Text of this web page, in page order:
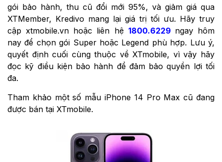
gói bảo hành, thu cũ đổi mới 95%, và giảm giá qua
XTMember, Kredivo mang lại giá trị tối ưu. Hãy truy
cập xtmobile.vn hoặc liên hệ 1800.6229 ngay hôm
nay để chọn gói Super hoặc Legend phù hợp. Lưu ý,
quyết định cuối cùng thuộc về XTmobile, vì vậy hãy
đọc kỹ điều kiện bảo hành để đảm bảo quyền lợi tối
đa.
Tham khảo một số mẫu iPhone 14 Pro Max cũ đang
được bán tại XTmobile.